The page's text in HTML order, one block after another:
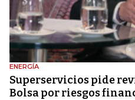
ENERGÍA
Superservicios pide
Bolsa por riesgos